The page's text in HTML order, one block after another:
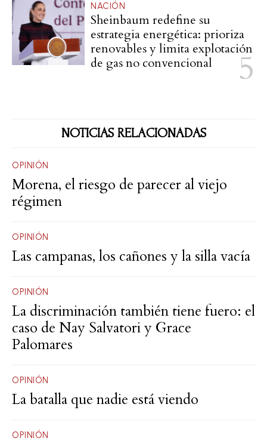
NACIÓN
Sheinbaum redefine su
estrategia energética: prioriza
renovables y limita explotación
de gas no convencional
NOTICIAS RELACIONADAS
OPINIÓN
Morena, el riesgo de parecer al viejo
régimen
OPINIÓN
Las campanas, los cañones y la silla vacía
OPINIÓN
La discriminación también tiene fuero: el
caso de Nay Salvatori y Grace
Palomares
OPINIÓN
La batalla que nadie está viendo
OPINIÓN